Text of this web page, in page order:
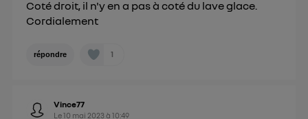
Coté droit, il n'y en a pas à coté du lave glace.
Cordialement
répondre 1
Vince77
Le10 mai 2023 à10:49